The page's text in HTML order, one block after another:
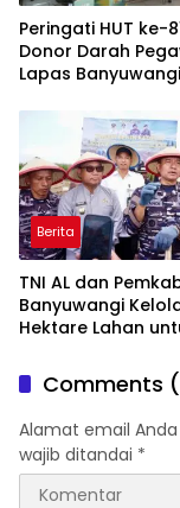
Peringati HUT ke-
Donor Darah
Lapas
Berita
TNI AL dan
Banyuwangi
Hektare Lahan
Nasional
Comments
Alamat email
wajib ditandai *